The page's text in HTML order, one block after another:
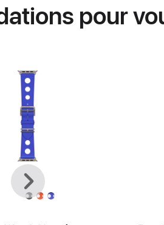
pour
Précédent
Suivant